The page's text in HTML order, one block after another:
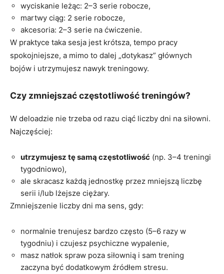
wyciskanie leżąc: 2–3 serie robocze,
martwy ciąg: 2 serie robocze,
akcesoria: 2–3 serie na ćwiczenie.
W praktyce taka sesja jest krótsza, tempo pracy
spokojniejsze, a mimo to dalej „dotykasz” głównych
bojów i utrzymujesz nawyk treningowy.
Czy zmniejszać częstotliwość treningów?
W deloadzie nie trzeba od razu ciąć liczby dni na siłowni.
Najczęściej:
utrzymujesz tę samą częstotliwość (np. 3–4 treningi
tygodniowo),
ale skracasz każdą jednostkę przez mniejszą liczbę
serii i/lub lżejsze ciężary.
Zmniejszenie liczby dni ma sens, gdy:
normalnie trenujesz bardzo często (5–6 razy w
tygodniu) i czujesz psychiczne wypalenie,
masz natłok spraw poza siłownią i sam trening
zaczyna być dodatkowym źródłem stresu.